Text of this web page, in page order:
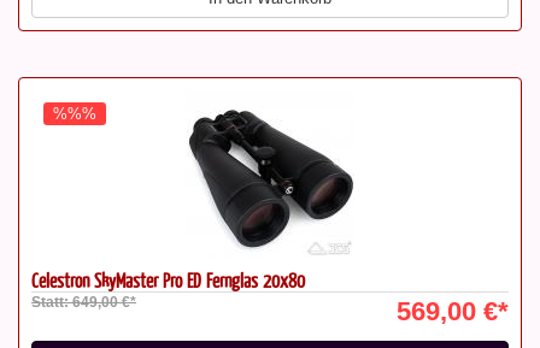
%%%
Celestron SkyMaster Pro ED Fernglas 20x80
Statt: 649,00 €* 569,00 €*